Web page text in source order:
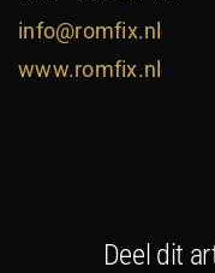
info@romfix.nl
www.romfix.nl
Deel dit